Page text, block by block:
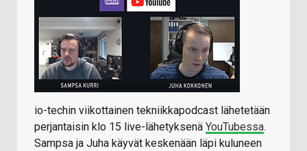
io-techin viikottainen tekniikkapodcast lähetetään
perjantaisin klo 15 live-lähetyksenä YouTubessa.
Sampsa ja Juha käyvät keskenään läpi kuluneen